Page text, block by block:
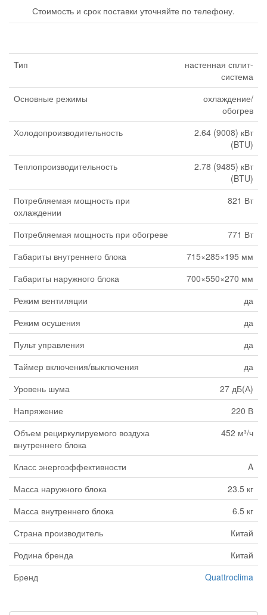
Стоимость и срок поставки уточняйте по телефону.
Тип
настенная сплит-
система
Основные режимы
охлаждение/
обогрев
Холодопроизводительность
2.64 (9008) кВт
(BTU)
Теплопроизводительность
2.78 (9485) кВт
(BTU)
Потребляемая мощность при
охлаждении
821 Вт
Потребляемая мощность при обогреве
771 Вт
Габариты внутреннего блока
715×285×195 мм
Габариты наружного блока
700×550×270 мм
Режим вентиляции
да
Режим осушения
да
Пульт управления
да
Таймер включения/выключения
да
Уровень шума
27 дБ(А)
Напряжение
220 В
Объем рециркулируемого воздуха
внутреннего блока
452 м³/ч
Класс энергоэффективности
A
Масса наружного блока
23.5 кг
Масса внутреннего блока
6.5 кг
Страна производитель
Китай
Родина бренда
Китай
Бренд
Quattroclima